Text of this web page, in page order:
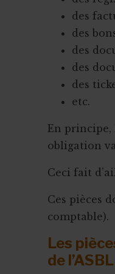
des
des
des
des
des
etc.
En principe,
obligation
Ceci fait
Ces pièces
comptable).
Les
de l’ASBL